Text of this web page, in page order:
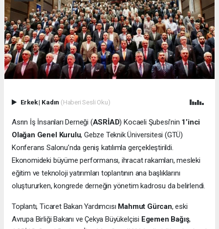
Erkek| Kadın (Haberi Sesli Oku)
Asrın İş İnsanları Derneği (ASRİAD) Kocaeli Şubesi’nin 1’inci
Olağan Genel Kurulu, Gebze Teknik Üniversitesi (GTÜ)
Konferans Salonu’nda geniş katılımla gerçekleştirildi.
Ekonomideki büyüme performansı, ihracat rakamları, mesleki
eğitim ve teknoloji yatırımları toplantının ana başlıklarını
oluştururken, kongrede derneğin yönetim kadrosu da belirlendi.
Toplantı, Ticaret Bakan Yardımcısı Mahmut Gürcan, eski
Avrupa Birliği Bakanı ve Çekya Büyükelçisi Egemen Bağış,